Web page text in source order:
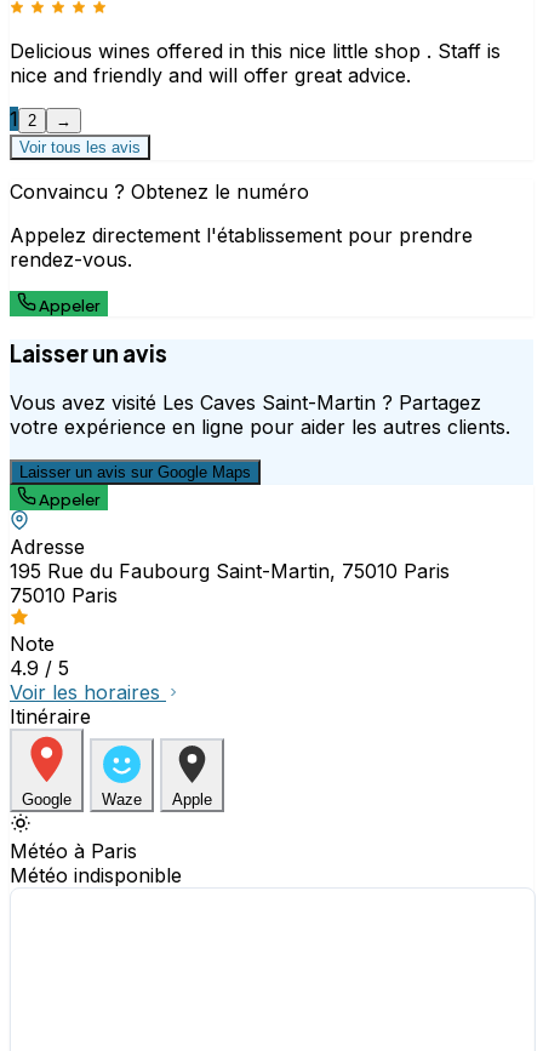
Delicious wines offered in this nice little shop . Staff is
nice and friendly and will offer great advice.
1
2
→
Voir tous les avis
Convaincu ? Obtenez le numéro
Appelez directement l'établissement pour prendre
rendez-vous.
Appeler
Laisser un avis
Vous avez visité Les Caves Saint-Martin ? Partagez
votre expérience en ligne pour aider les autres clients.
Laisser un avis sur Google Maps
Appeler
Adresse
195 Rue du Faubourg Saint-Martin, 75010 Paris
75010 Paris
Note
4.9 / 5
Voir les horaires
Itinéraire
Google Waze Apple
Météo à Paris
Météo indisponible